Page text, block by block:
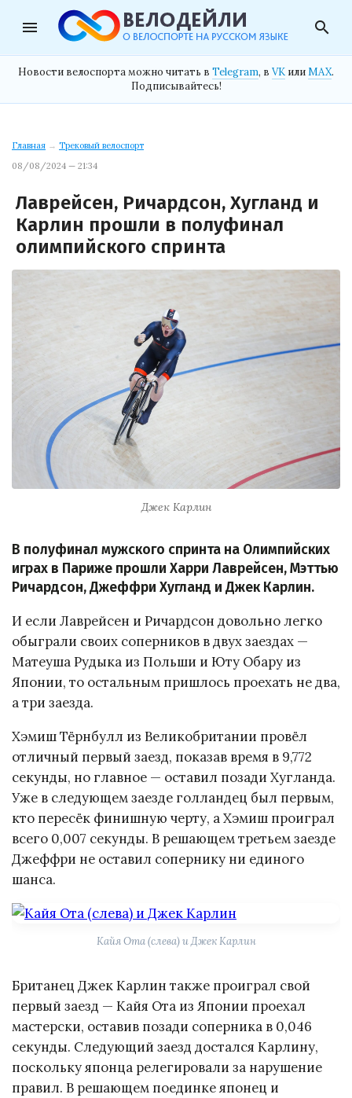
menu search
Новости велоспорта можно читать в Telegram, в VK илиMAX.
Подписывайтесь!
Главная → Трековый велоспорт
08/08/2024 — 21:34
Лаврейсен, Ричардсон, Хугланд и
Карлин прошли в полуфинал
олимпийского спринта
Джек Карлин
В полуфинал мужского спринта на Олимпийских
играх в Париже прошли Харри Лаврейсен, Мэттью
Ричардсон, Джеффри Хугланд и Джек Карлин.
И если Лаврейсен и Ричардсон довольно легко
обыграли своих соперников в двух заездах —
Матеуша Рудыка из Польши и Юту Обару из
Японии, то остальным пришлось проехать не два,
а три заезда.
Хэмиш Тёрнбулл из Великобритании провёл
отличный первый заезд, показав время в 9,772
секунды, но главное — оставил позади Хугланда.
Уже в следующем заезде голландец был первым,
кто пересёк финишную черту, а Хэмиш проиграл
всего 0,007 секунды. В решающем третьем заезде
Джеффри не оставил сопернику ни единого
шанса.
Кайя Ота (слева) и Джек Карлин
Британец Джек Карлин также проиграл свой
первый заезд — Кайя Ота из Японии проехал
мастерски, оставив позади соперника в 0,046
секунды. Следующий заезд достался Карлину,
поскольку японца релегировали за нарушение
правил. В решающем поединке японец и